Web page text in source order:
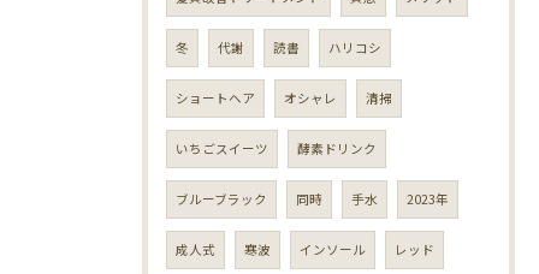
冬 代謝 読書 ハリコシ
ショートヘア オシャレ 清掃
いちごスイーツ 酵素ドリンク
ブルーブラック 同時 手水 2023年
成人式 寒波 インソール レッド